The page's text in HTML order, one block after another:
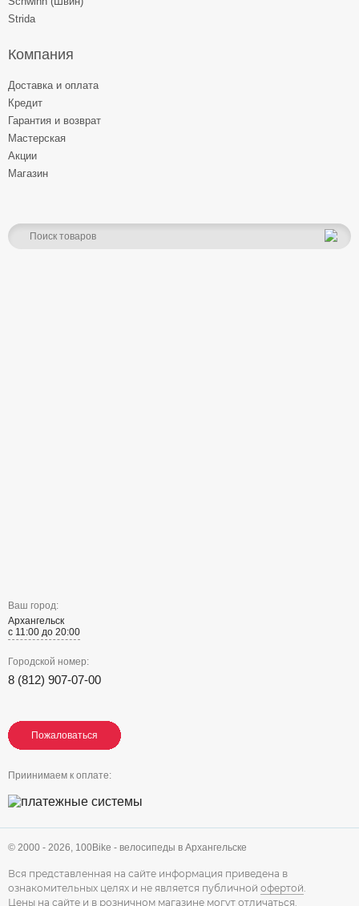
Strida
Компания
Доставка и оплата
Кредит
Гарантия и возврат
Мастерская
Акции
Магазин
Ваш город:
Архангельск
с 11:00 до 20:00
Городской номер:
8 (812) 907-07-00
Пожаловаться
Пожаловаться
Пожаловаться
Приинимаем к оплате:
© 2000 - 2026, 100Bike - велосипеды в Архангельске
Вся представленная на сайте информация приведена в
ознакомительных целях и не является публичной офертой.
Цены на сайте и в розничном магазине могут отличаться.